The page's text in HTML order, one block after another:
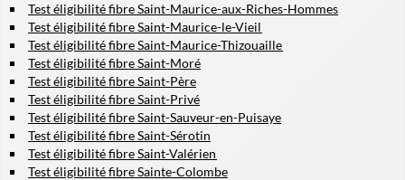
Test éligibilité fibre Saint-Maurice-aux-Riches-Hommes
Test éligibilité fibre Saint-Maurice-le-Vieil
Test éligibilité fibre Saint-Maurice-Thizouaille
Test éligibilité fibre Saint-Moré
Test éligibilité fibre Saint-Père
Test éligibilité fibre Saint-Privé
Test éligibilité fibre Saint-Sauveur-en-Puisaye
Test éligibilité fibre Saint-Sérotin
Test éligibilité fibre Saint-Valérien
Test éligibilité fibre Sainte-Colombe